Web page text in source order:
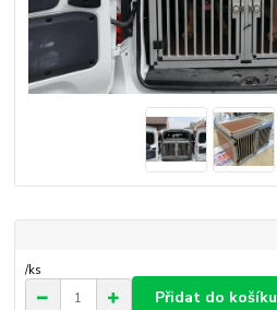
/ks
Přidat do košíku